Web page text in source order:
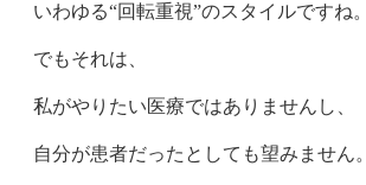
いわゆる“回転重視”のスタイルですね。
でもそれは、
私がやりたい医療ではありませんし、
自分が患者だったとしても望みません。